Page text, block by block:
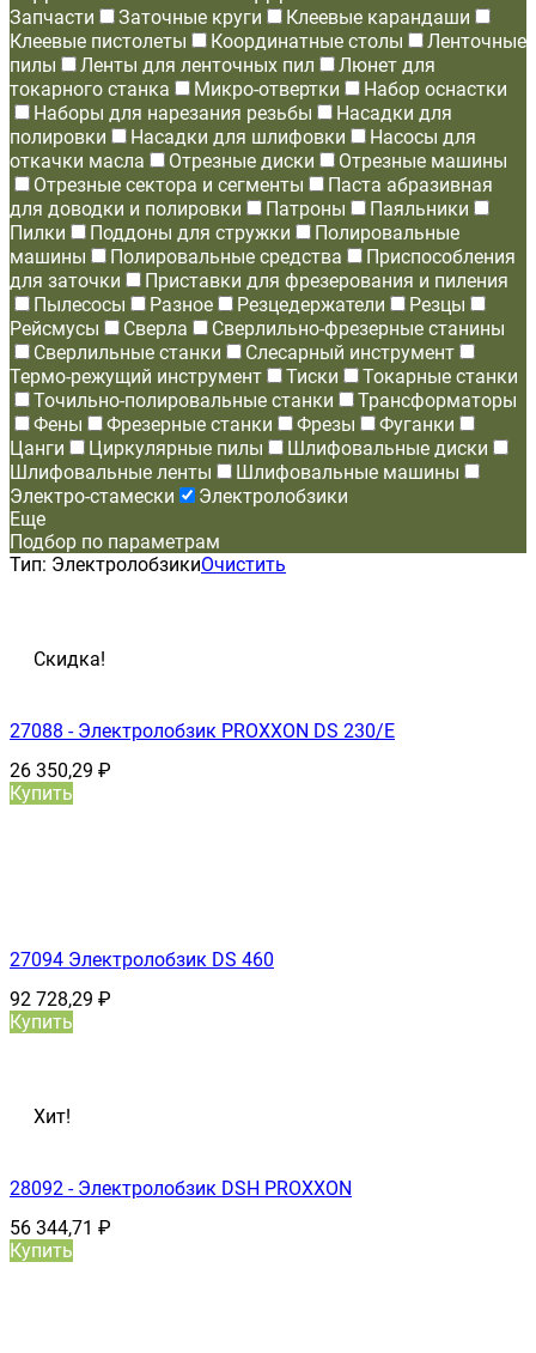
Запчасти
Заточные круги
Клеевые карандаши
Клеевые пистолеты
Координатные столы
Ленточные
пилы
Ленты для ленточных пил
Люнет для
токарного станка
Микро-отвертки
Набор оснастки
Наборы для нарезания резьбы
Насадки для
полировки
Насадки для шлифовки
Насосы для
откачки масла
Отрезные диски
Отрезные машины
Отрезные сектора и сегменты
Паста абразивная
для доводки и полировки
Патроны
Паяльники
Пилки
Поддоны для стружки
Полировальные
машины
Полировальные средства
Приспособления
для заточки
Приставки для фрезерования и пиления
Пылесосы
Разное Резцедержатели
Резцы
Рейсмусы
Сверла
Сверлильно-фрезерные станины
Сверлильные станки
Слесарный инструмент
Термо-режущий инструмент
Тиски
Токарные станки
Точильно-полировальные станки
Трансформаторы
Фены
Фрезерные станки Фрезы
Фуганки
Цанги
Циркулярные пилы
Шлифовальные диски
Шлифовальные ленты
Шлифовальные машины
Электро-стамески
Электролобзики
Еще
Подбор по параметрам
Тип: ЭлектролобзикиОчистить
Скидка!
27088 - Электролобзик PROXXON DS 230/Е
26 350,29 ₽
Купить
27094 Электролобзик DS 460
92 728,29 ₽
Купить
Хит!
28092 - Электролобзик DSH PROXXON
56 344,71 ₽
Купить